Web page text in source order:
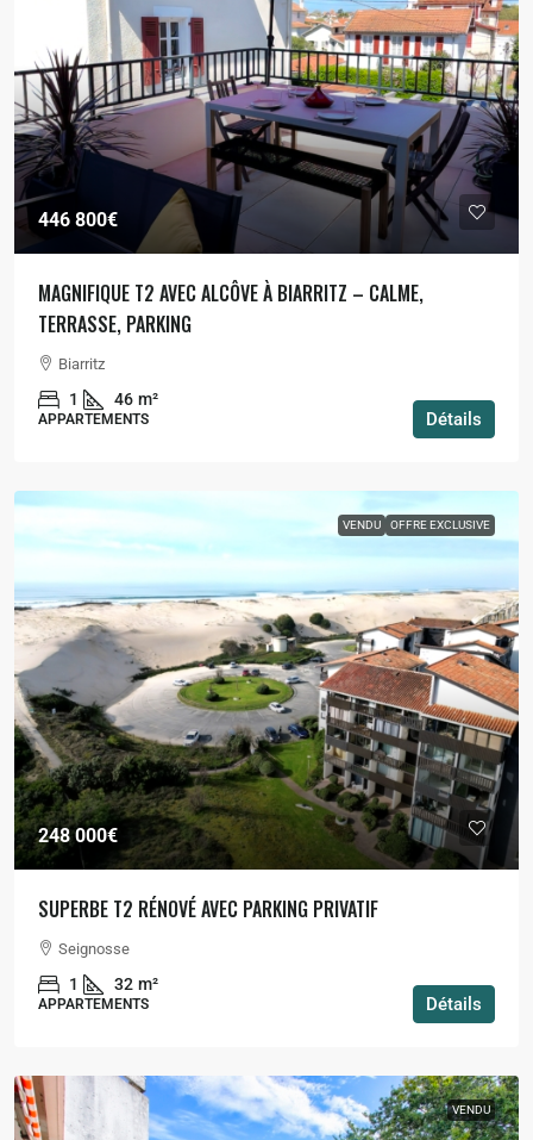
446 800€
MAGNIFIQUE T2 AVEC ALCÔVE À BIARRITZ – CALME,
TERRASSE, PARKING
Biarritz
1 46 m²
APPARTEMENTS Détails
VENDU OFFRE EXCLUSIVE
248 000€
SUPERBE T2 RÉNOVÉ AVEC PARKING PRIVATIF
Seignosse
1 32 m²
APPARTEMENTS Détails
VENDU